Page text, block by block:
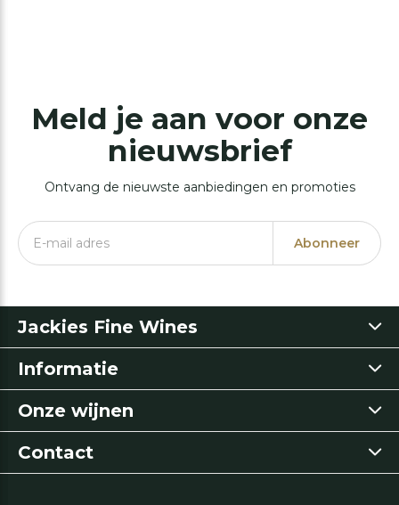
Meld je aan voor onze
nieuwsbrief
Ontvang de nieuwste aanbiedingen en promoties
Abonneer
Jackies Fine Wines
Informatie
Onze wijnen
Contact